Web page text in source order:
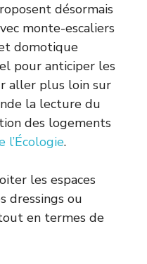
désormais
monte-escaliers
domotique
pour anticiper les
aller plus loin sur
la lecture du
des logements
l’Écologie.
les espaces
dressings ou
en termes de